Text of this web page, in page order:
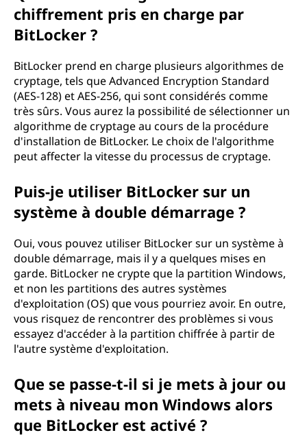
chiffrement pris en charge par
BitLocker ?
BitLocker prend en charge plusieurs algorithmes de
cryptage, tels que Advanced Encryption Standard
(AES-128) et AES-256, qui sont considérés comme
très sûrs. Vous aurez la possibilité de sélectionner un
algorithme de cryptage au cours de la procédure
d'installation de BitLocker. Le choix de l'algorithme
peut affecter la vitesse du processus de cryptage.
Puis-je utiliser BitLocker sur un
système à double démarrage ?
Oui, vous pouvez utiliser BitLocker sur un système à
double démarrage, mais il y a quelques mises en
garde. BitLocker ne crypte que la partition Windows,
et non les partitions des autres systèmes
d'exploitation (OS) que vous pourriez avoir. En outre,
vous risquez de rencontrer des problèmes si vous
essayez d'accéder à la partition chiffrée à partir de
l'autre système d'exploitation.
Que se passe-t-il si je mets à jour ou
mets à niveau mon Windows alors
que BitLocker est activé ?